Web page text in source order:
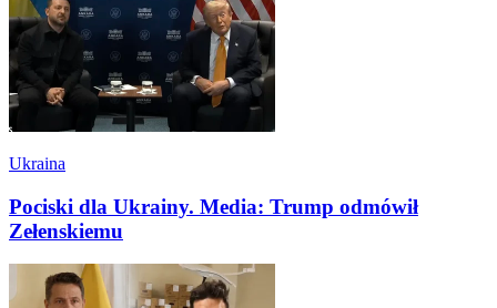
Ukraina
Pociski dla Ukrainy. Media: Trump odmówił
Zełenskiemu